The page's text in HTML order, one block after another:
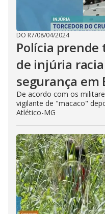
DO R7/08/04/2024
Polícia
de injúria
segurança em
De acordo com os
vigilante de "macaco"
Atlético-MG